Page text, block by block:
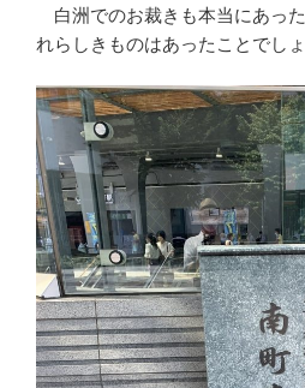
白洲でのお裁きも本当にあっ
れらしきものはあったことでしょ